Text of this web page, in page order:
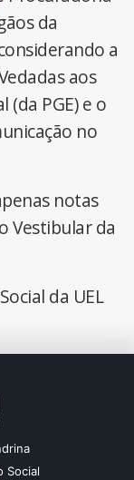
da
a
aos
(da PGE) e o
no
notas
Vestibular da
da UEL
Social